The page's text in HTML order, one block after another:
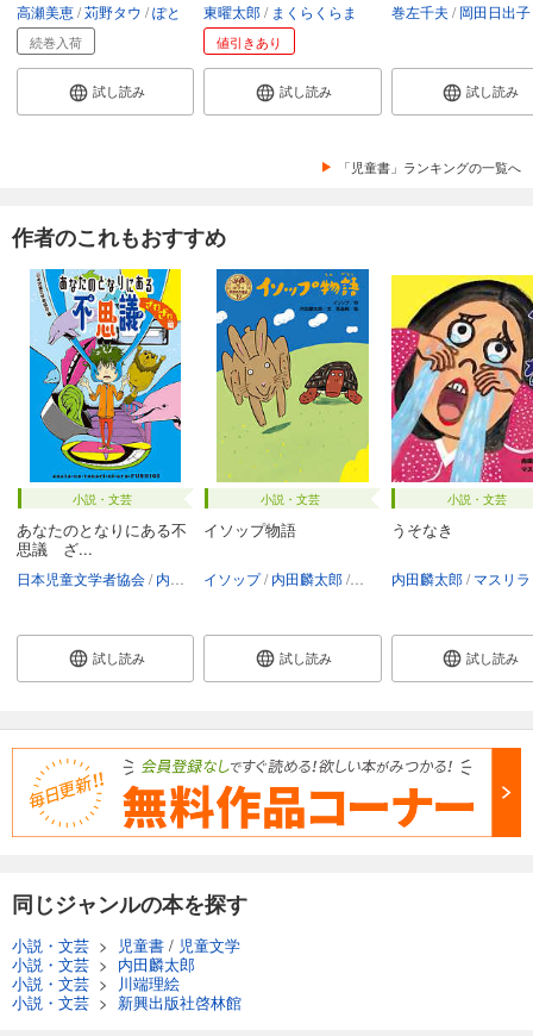
高瀬美恵 苅野タウ ぽと
続巻入荷
試し読み
東曜太郎 まくらくらま
値引きあり
試し読み
巻左千夫 岡田日出子
試し読み
「児童書」ランキングの一覧へ
作者のこれもおすすめ
小説・文芸
あなたのとなりにある不
思議 ざ...
日本児童文学者協会 内田麟太郎 与田亜紀 やえがしなおこ 斉藤栄美 渡辺仙
試し読み
小説・文芸
イソップ物語
イソップ 内田麟太郎 高畠純
試し読み
小説・文芸
うそなき
内田麟太郎 マスリラ
試し読み
同じジャンルの本を探す
小説・文芸 > 児童書 / 児童文学
小説・文芸 > 内田麟太郎
小説・文芸 >
川端理絵
小説・文芸 > 新興出版社啓林館